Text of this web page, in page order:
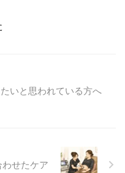
いと思われている方へ
せたケア